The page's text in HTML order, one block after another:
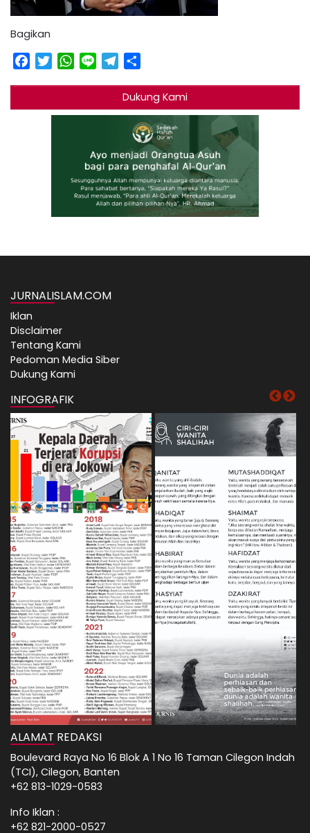
Bagikan
Facebook
TwitterWhatsApp
Line Telegram
Dukung Kami
JURNALISLAM.COM
Iklan
Disclaimer
Tentang Kami
Pedoman Media Siber
Dukung Kami
INFOGRAFIK
ALAMAT REDAKSI
Boulevard Raya No 16 Blok A 1 No 16 Taman Cilegon Indah
(TCI), Cilegon, Banten
+62 813-1029-0583
Info Iklan :
+62 821-2000-0527